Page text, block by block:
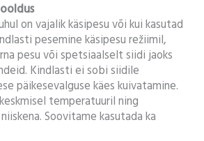
on vajalik käsipesu või kui kasutad
pesemine käsipesu režiimil,
pesu või spetsiaalselt siidi jaoks
Kindlasti ei sobi siidile
päikesevalguse käes kuivatamine.
temperatuuril ning
Soovitame kasutada ka